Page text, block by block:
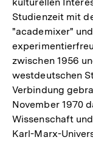
Studienzeit mit
"academixer"
zwischen 1956
westdeutschen
Verbindung
November 1970
Wissenschaft
Karl-Marx-